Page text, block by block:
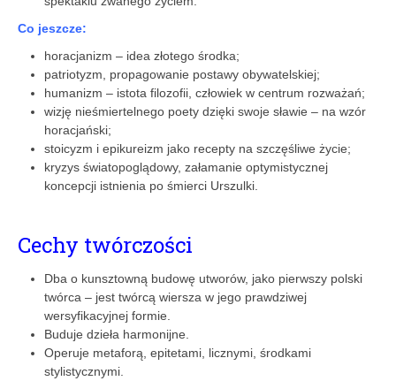
Co jeszcze:
horacjanizm – idea złotego środka;
patriotyzm, propagowanie postawy obywatelskiej;
humanizm – istota filozofii, człowiek w centrum rozważań;
wizję nieśmiertelnego poety dzięki swoje sławie – na wzór
horacjański;
stoicyzm i epikureizm jako recepty na szczęśliwe życie;
kryzys światopoglądowy, załamanie optymistycznej
koncepcji istnienia po śmierci Urszulki.
Cechy twórczości
Dba o kunsztowną budowę utworów, jako pierwszy polski
twórca – jest twórcą wiersza w jego prawdziwej
wersyfikacyjnej formie.
Buduje dzieła harmonijne.
Operuje metaforą, epitetami, licznymi, środkami
stylistycznymi.